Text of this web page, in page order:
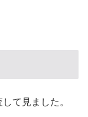
て見ました。